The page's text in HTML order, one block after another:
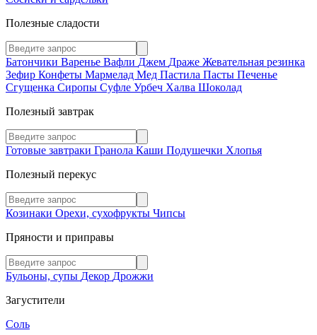
Полезные сладости
Батончики Варенье Вафли Джем Драже Жевательная резинка
Зефир Конфеты Мармелад Мед Пастила Пасты Печенье
Сгущенка Сиропы Суфле Урбеч Халва Шоколад
Полезный завтрак
Готовые завтраки Гранола Каши Подушечки Хлопья
Полезный перекус
Козинаки Орехи, сухофрукты Чипсы
Пряности и приправы
Бульоны, супы Декор Дрожжи
Загустители
Соль